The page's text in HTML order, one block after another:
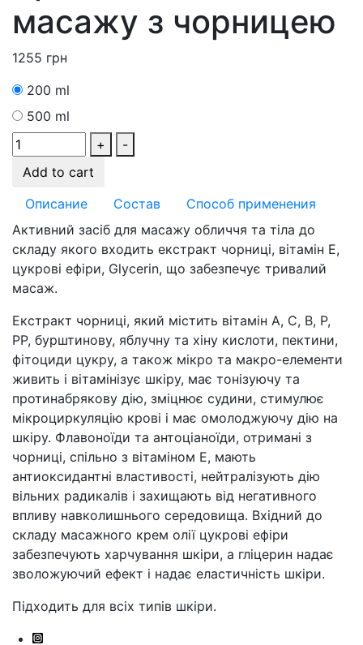
масажу з чорницею
1255 грн
200 ml
500 ml
+
-
Add to cart
Описание
Состав
Способ применения
Активний засіб для масажу обличчя та тіла до
складу якого входить екстракт чорниці, вітамін Е,
цукрові ефіри, Glycerin, що забезпечує тривалий
масаж.
Екстракт чорниці, який містить вітамін А, С, В, Р,
РР, бурштинову, яблучну та хіну кислоти, пектини,
фітоциди цукру, а також мікро та макро-елементи
живить і вітамінізує шкіру, має тонізуючу та
протинабрякову дію, зміцнює судини, стимулює
мікроциркуляцію крові і має омолоджуючу дію на
шкіру. Флавоноїди та антоціаноїди, отримані з
чорниці, спільно з вітаміном Е, мають
антиоксидантні властивості, нейтралізують дію
вільних радикалів і захищають від негативного
впливу навколишнього середовища. Вхідний до
складу масажного крем олії цукрові ефіри
забезпечують харчування шкіри, а гліцерин надає
зволожуючий ефект і надає еластичність шкіри.
Підходить для всіх типів шкіри.